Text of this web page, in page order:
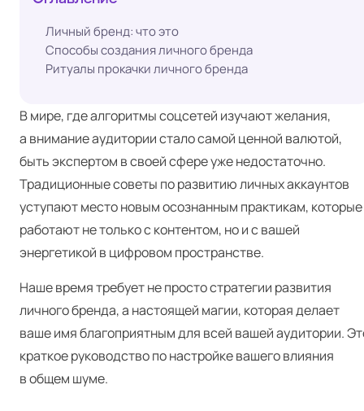
Личный бренд: что это
Способы создания личного бренда
Ритуалы прокачки личного бренда
В мире, где алгоритмы соцсетей изучают желания,
а внимание аудитории стало самой ценной валютой,
быть экспертом в своей сфере уже недостаточно.
Традиционные советы по развитию личных аккаунтов
уступают место новым осознанным практикам, которые
работают не только с контентом, но и с вашей
энергетикой в цифровом пространстве.
Наше время требует не просто стратегии развития
личного бренда, а настоящей магии, которая делает
ваше имя благоприятным для всей вашей аудитории.
краткое руководство по настройке вашего влияния
в общем шуме.